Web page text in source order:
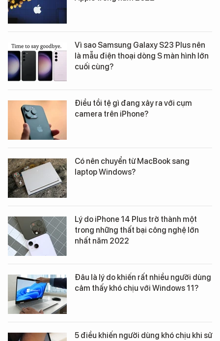
Vì sao Samsung Galaxy S23 Plus nên
là mẫu điện thoại dòng S màn hình lớn
cuối cùng?
Điều tồi tệ gì đang xảy ra với cụm
camera trên iPhone?
Có nên chuyển từ MacBook sang
laptop Windows?
Lý do iPhone 14 Plus trở thành một
trong những thất bại công nghệ lớn
nhất năm 2022
Đâu là lý do khiến rất nhiều người dùng
cảm thấy khó chịu với Windows 11?
5 điều khiến người dùng khó chịu khi sử